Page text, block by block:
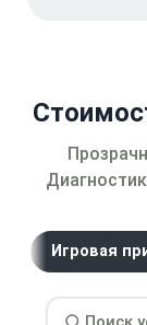
Игровая